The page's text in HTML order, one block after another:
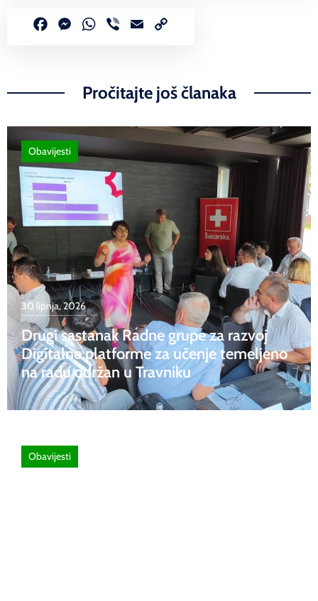
FacebookMessenger
WhatsApp
Viber Email
Pročitajte još članaka
30 lipnja, 2026
Drugi sastanak Radne grupe za razvoj
Digitalne platforme za učenje temeljeno
na radu održan u Travniku
Obavijesti
Obavijesti